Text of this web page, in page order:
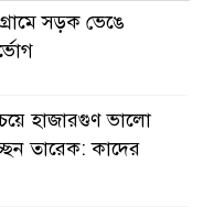
সড়ক ভেঙে
হাজারগুণ ভালো
তারেক: কাদের